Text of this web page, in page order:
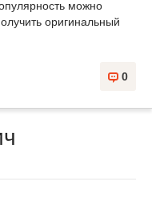
можно
оригинальный
0